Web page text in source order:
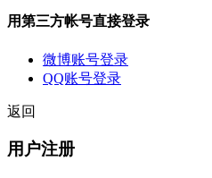
用第三方帐号直接登录
微博账号登录
QQ账号登录
返回
用户注册